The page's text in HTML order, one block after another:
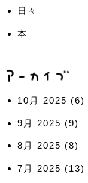
日々
本
10月 2025 (6)
9月 2025 (9)
8月 2025 (8)
7月 2025 (13)